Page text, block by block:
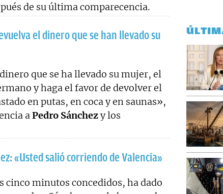
de su última comparecencia.
el dinero que se han llevado su
que se ha llevado su mujer, el
y haga el favor de devolver el
en putas, en coca y en saunas»,
aPedro Sánchezy los
«Usted salió corriendo de Valencia»
cinco minutos concedidos, ha dado